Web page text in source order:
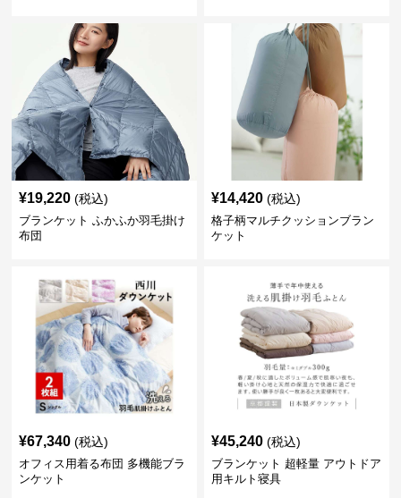
¥19,220 (税込)
ブランケット ふかふか羽毛掛け
布団
¥14,420 (税込)
格子柄マルチクッションブラン
ケット
¥67,340 (税込)
オフィス用着る布団 多機能ブラ
ンケット
¥45,240 (税込)
ブランケット 超軽量 アウトドア
用キルト寝具